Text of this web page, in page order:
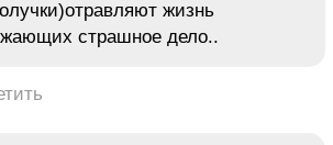
жизнь
страшное дело..